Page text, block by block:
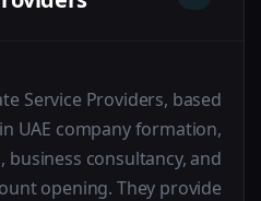
Service Providers, based
UAE company formation,
business consultancy, and
opening. They provide